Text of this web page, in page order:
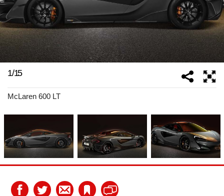
1/15
McLaren 600 LT